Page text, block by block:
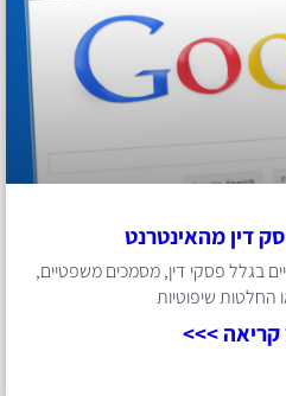
דין מהאינטרנט
בגלל פסקי דין, מסמכים משפטיים,
החלטות שיפוטיות
>>>